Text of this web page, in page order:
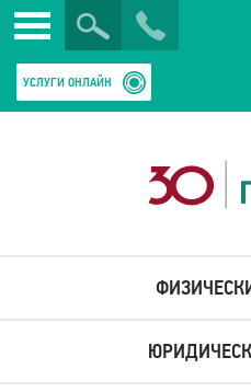
Закрыть
Искать
УСЛУГИ ОНЛАЙН